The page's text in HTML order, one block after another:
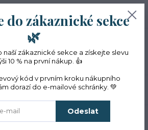
Menu
CZK
Hledat
0ks
0 Kč
Dárková balení Mýdlový setík
do zákaznické sekce
🌿
naší zákaznické sekce a získejte slevu
10 % na první nákup. 👍
kód v prvním kroku nákupního
dorazí do e-mailové schránky. 💚
Odeslat